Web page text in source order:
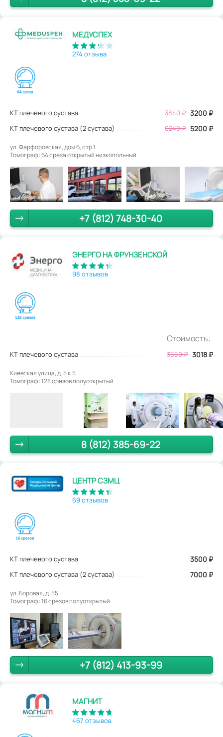
МЕДУСПЕХ
274 отзыва
КТ плечевого сустава 3840₽ 3200 ₽
КТ плечевого сустава (2 сустава) 6240 ₽ 5200 ₽
ул. Фарфоровская, дом 6, стр.1.
Томограф: 64 среза открытый низкопольный
+7 (812) 748-30-40
ЭНЕРГО НА ФРУНЗЕНСКОЙ
98 отзывов
Стоимость:
КТ плечевого сустава 3550₽ 3018 ₽
Киевская улица, д. 5 к.5.
Томограф: 128 срезов полуоткрытый
8 (812) 385-69-22
ЦЕНТР СЗМЦ
69 отзывов
КТ плечевого сустава 3500 ₽
КТ плечевого сустава (2 сустава) 7000 ₽
ул. Боровая, д. 55.
Томограф: 16 срезов полуоткрытый
+7 (812) 413-93-99
МАГНИТ
467 отзывов